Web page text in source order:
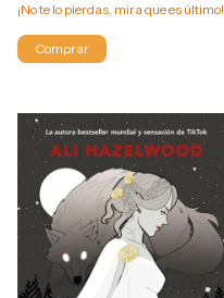
¡No te lo pierdas, mira que es último!